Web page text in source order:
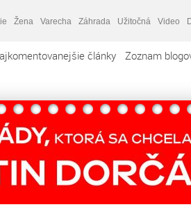
Žena Varecha Záhrada Užitočná Video
články Zoznam